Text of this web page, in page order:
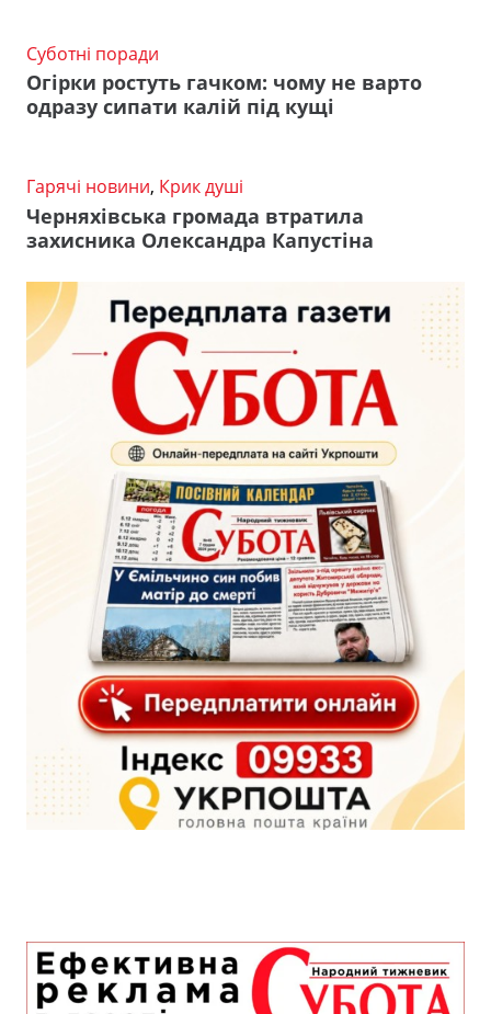
Суботні поради
Огірки ростуть гачком: чому не варто
одразу сипати калій під кущі
Гарячі новини, Крик душі
Черняхівська громада втратила
захисника Олександра Капустіна